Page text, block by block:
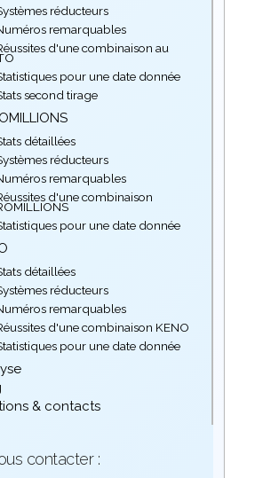
réducteurs
remarquables
d'une combinaison au
pour une date donnée
second tirage
détaillées
réducteurs
remarquables
d'une combinaison
pour une date donnée
détaillées
réducteurs
remarquables
d'une combinaison KENO
pour une date donnée
& contacts
contacter :